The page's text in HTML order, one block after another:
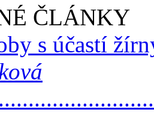
ČLÁNKY
s účastí